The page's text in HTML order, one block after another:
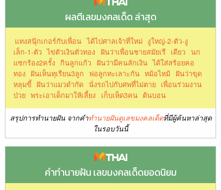
ผลตีเลขมงคลเด็ด ล่าสุด
แทงสนุ๊กเกอร์กับเพื่อน ได้ไปศาลเจ้าที่ใหม่ งูใหญ่-2-ตัว-งู
เล็ก-1-ตัว ไข่ตัวเงินตัวทอง ฝันว่าเพื่อนชายสมัยเรี เดียว
นก
แซกร้อง2ครั้ง กินลูกแก้ว ฝันว่ามีคนลักเงิน ได้ใส่สร้อยคอ
ทอง ฝันเห็นทุเรียน3ลูก พ่อลูกทะเลาะกัน หม้อไหม้ ฝันว่าขุด
หลุมขี้ ฝันว่าแมวดำกัด นั่งรถไปกับศพที่ไม่ตาย เพื่อนร่วมงาน
ป่วย พระเอาเด็กมาให้เลี้ยง เก็บเห็ด3คน ต้นบอน
สรุปการทำนายฝัน จากคำทำนายฝันดูเลขมงคลเด็ดที่มีผู้ค้นหาล่าสุด
ในรอบวันนี้
คำทำนายฝัน เลขมงคลเด็ดยอดนิยม